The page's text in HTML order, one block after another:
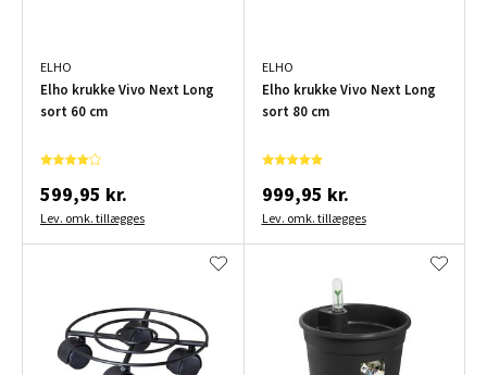
ELHO
Elho krukke Vivo Next Long
sort 60 cm
599,95 kr.
Lev. omk. tillægges
ELHO
Elho krukke Vivo Next Long
sort 80 cm
999,95 kr.
Lev. omk. tillægges